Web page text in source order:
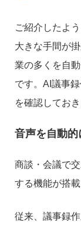
ご紹介したよ
大きな手間が
業の多くを自
です。AI議事
を確認しておき
音声を自動
商談・会議で
する機能が搭載
従来、議事録